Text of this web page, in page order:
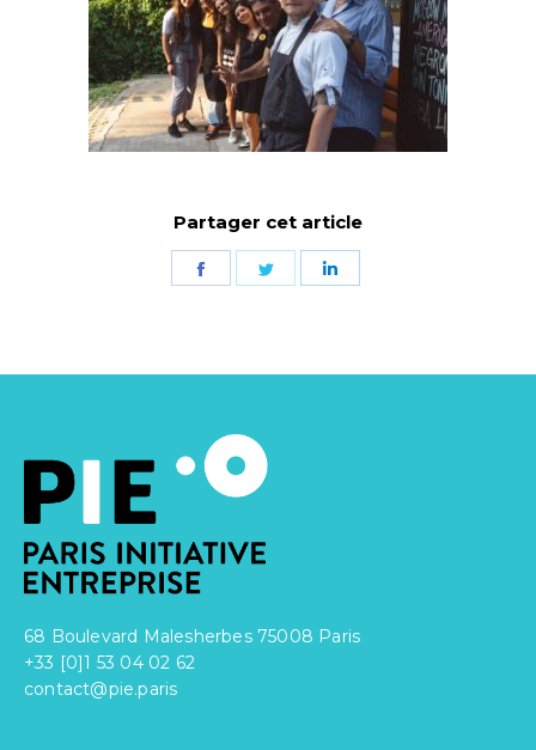
Partager cet article
PartagerPartager
68 Boulevard Malesherbes 75008 Paris
+33 [0]1 53 04 02 62
contact@pie.paris